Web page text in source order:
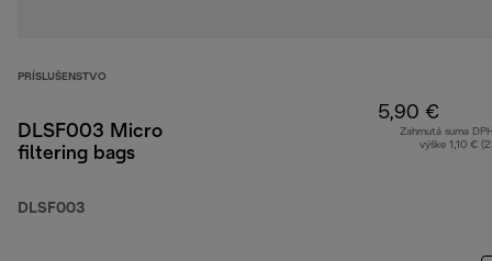
PRÍSLUŠENSTVO
DLSF003 Micro
filtering bags
DLSF003
5,90 €
Zahrnutá suma
výške 1,10 €